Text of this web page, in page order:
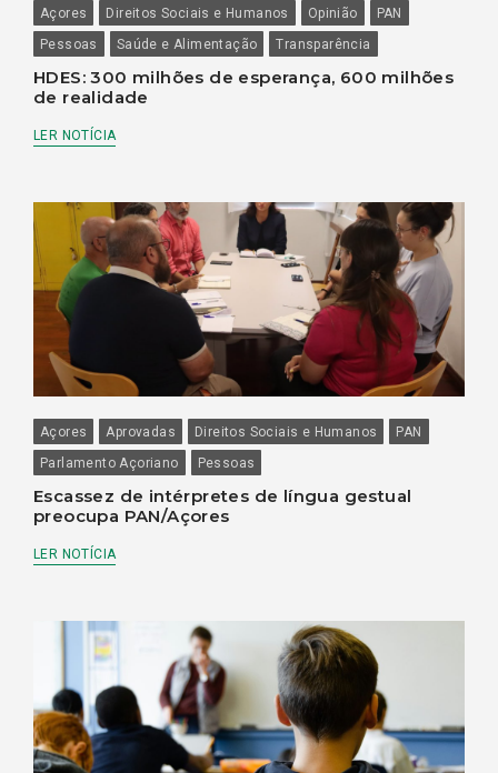
Açores Direitos Sociais e Humanos Opinião
PAN
Pessoas
Saúde e Alimentação Transparência
HDES: 300 milhões de esperança, 600 milhões
de realidade
LER NOTÍCIA
Açores Aprovadas Direitos Sociais e Humanos
PAN
Parlamento Açoriano
Pessoas
Escassez de intérpretes de língua gestual
preocupa PAN/Açores
LER NOTÍCIA